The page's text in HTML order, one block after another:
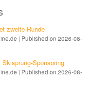
zwei­te Run­de
Published on 2026-08-
Spon­soring
Published on 2026-08-